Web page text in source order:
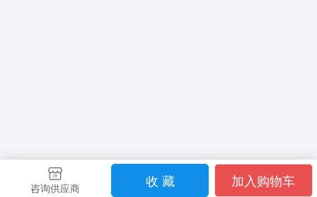
咨询供应商 收 藏 加入购物车